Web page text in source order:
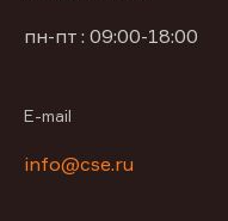
пн-пт : 09:00-18:00
E-mail
info@cse.ru